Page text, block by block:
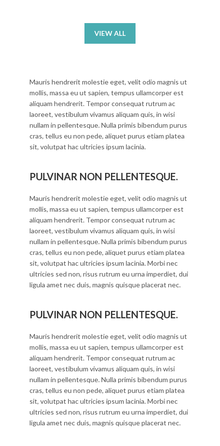
VIEW ALL
Mauris hendrerit molestie eget, velit odio magnis ut
mollis, massa eu ut sapien, tempus ullamcorper est
aliquam hendrerit. Tempor consequat rutrum ac
laoreet, vestibulum vivamus aliquam quis, in wisi
nullam in pellentesque. Nulla primis bibendum purus
cras, tellus eu non pede, aliquet purus etiam platea
sit, volutpat hac ultricies ipsum lacinia.
PULVINAR NON PELLENTESQUE.
Mauris hendrerit molestie eget, velit odio magnis ut
mollis, massa eu ut sapien, tempus ullamcorper est
aliquam hendrerit. Tempor consequat rutrum ac
laoreet, vestibulum vivamus aliquam quis, in wisi
nullam in pellentesque. Nulla primis bibendum purus
cras, tellus eu non pede, aliquet purus etiam platea
sit, volutpat hac ultricies ipsum lacinia. Morbi nec
ultricies sed non, risus rutrum eu urna imperdiet, dui
ligula amet nec duis, magnis quisque placerat nec.
PULVINAR NON PELLENTESQUE.
Mauris hendrerit molestie eget, velit odio magnis ut
mollis, massa eu ut sapien, tempus ullamcorper est
aliquam hendrerit. Tempor consequat rutrum ac
laoreet, vestibulum vivamus aliquam quis, in wisi
nullam in pellentesque. Nulla primis bibendum purus
cras, tellus eu non pede, aliquet purus etiam platea
sit, volutpat hac ultricies ipsum lacinia. Morbi nec
ultricies sed non, risus rutrum eu urna imperdiet, dui
ligula amet nec duis, magnis quisque placerat nec.